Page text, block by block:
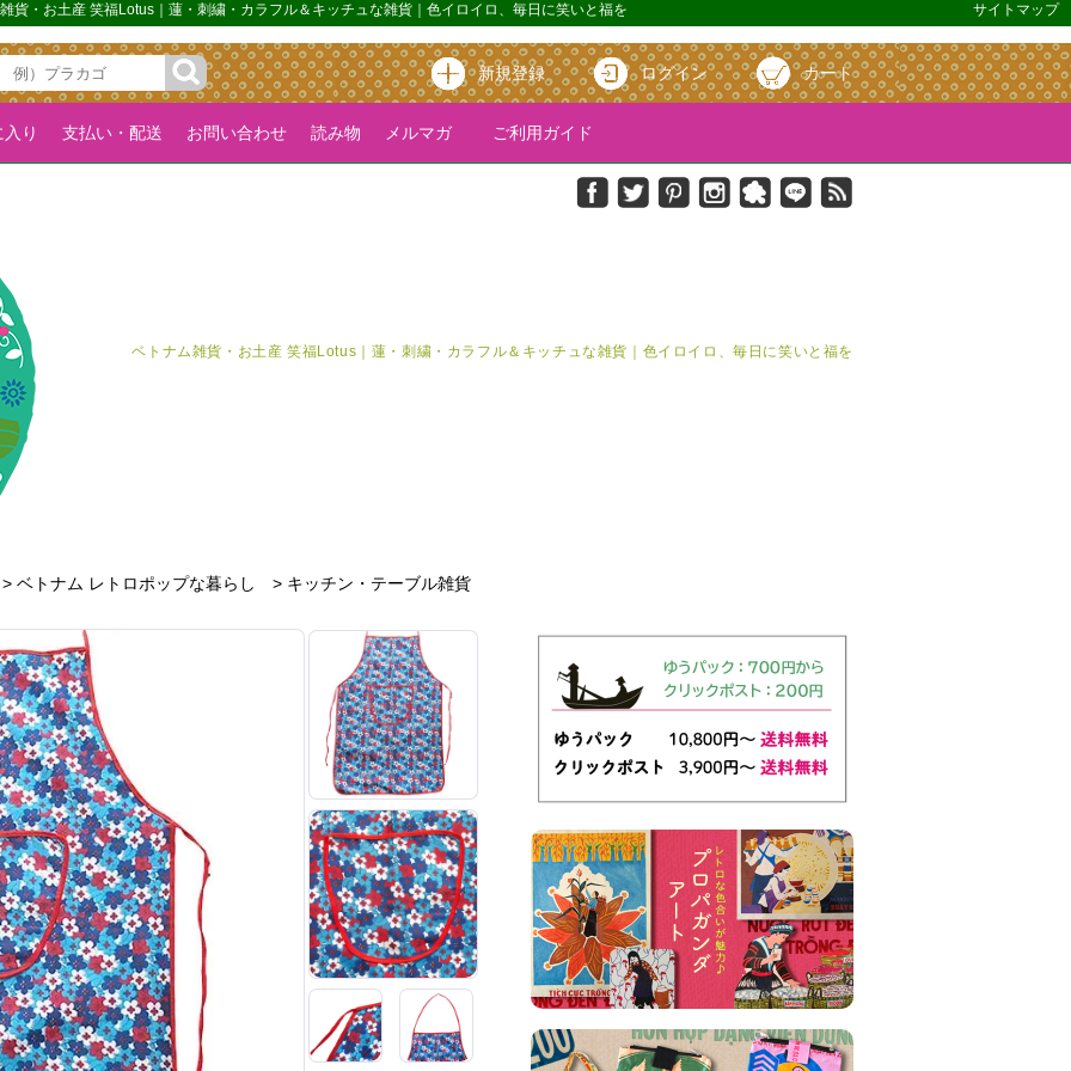
・お土産 笑福Lotus｜蓮・刺繍・カラフル＆キッチュな雑貨｜色イロイロ、毎日に笑いと福を サイトマップ
新規登録 ログイン カート
り 支払い・配送 お問い合わせ 読み物 メルマガ ご利用ガイド
ベトナム雑貨・お土産 笑福Lotus｜蓮・刺繍・カラフル＆キッチュな雑貨｜色イロイロ、毎日に笑いと福を
ベトナム レトロポップな暮らし > キッチン・テーブル雑貨